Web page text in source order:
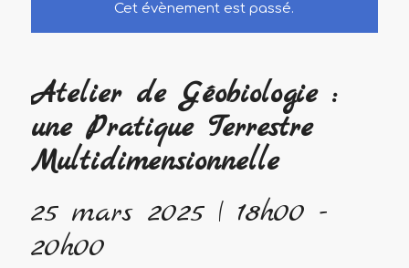
Cet évènement est passé.
Atelier de Géobiologie :
une Pratique Terrestre
Multidimensionnelle
25 mars 2025 | 18h00 -
20h00